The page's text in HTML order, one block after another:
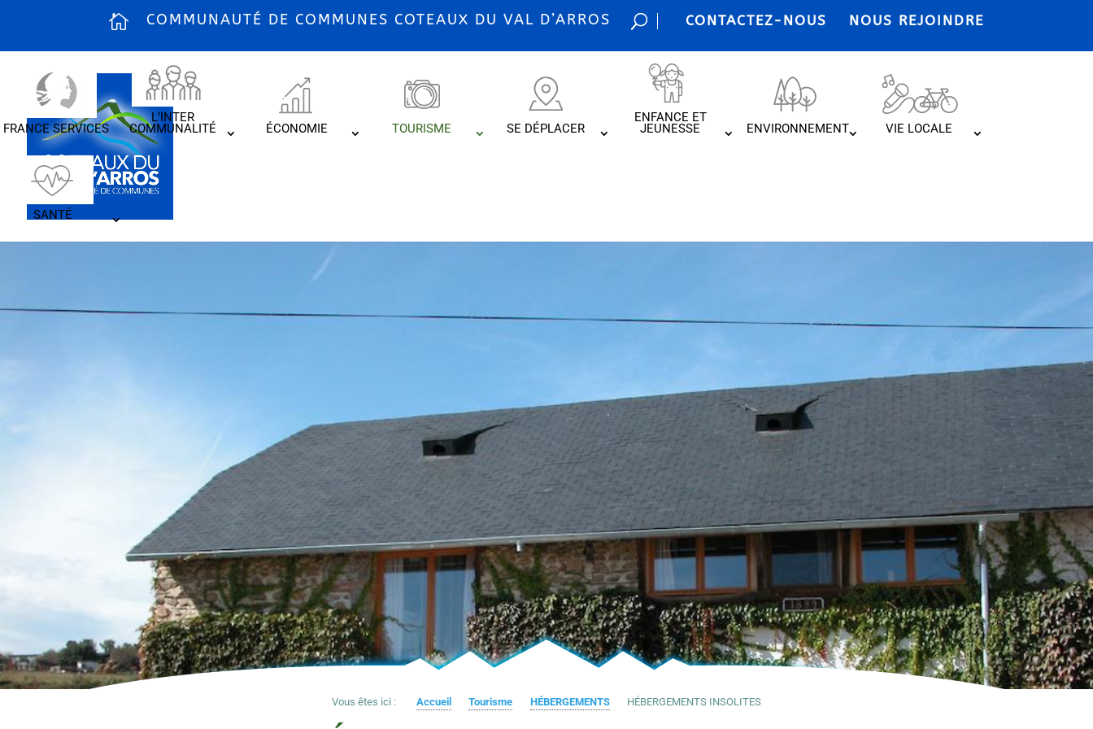
COMMUNAUTÉ DE COMMUNES COTEAUX DU VAL D’ARROS CONTACTEZ-NOUS NOUS REJOINDRE
FRANCE SERVICES
L’INTER
COMMUNALITÉ ÉCONOMIE TOURISME SE DÉPLACER
ENFANCE ET
JEUNESSE ENVIRONNEMENT VIE LOCALE
SANTÉ
Vous êtes ici : Accueil Tourisme HÉBERGEMENTS HÉBERGEMENTS INSOLITES